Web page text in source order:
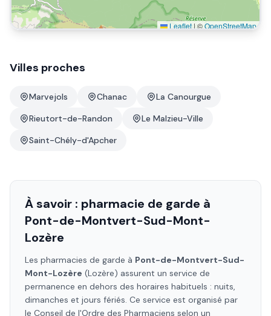
Leaflet|©OpenStreetMap
Villes proches
Marvejols Chanac
La Canourgue
Rieutort-de-Randon
Le Malzieu-Ville
Saint-Chély-d'Apcher
À savoir : pharmacie de garde à
Pont-de-Montvert-Sud-Mont-
Lozère
Les pharmacies de garde à Pont-de-Montvert-Sud-
Mont-Lozère (Lozère) assurent un service de
permanence en dehors des horaires habituels : nuits,
dimanches et jours fériés. Ce service est organisé par
le Conseil de l'Ordre des Pharmaciens selon un